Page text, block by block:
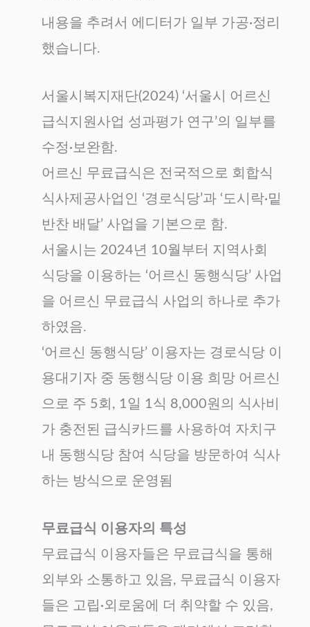
내용을 추려서 에디터가 일부 가공·정리
했습니다.
서울시복지재단(2024) ‘서울시 어르신
급식지원사업 성과평가 연구’의 일부를
수정·보완함.
어르신 무료급식은 전국적으로 회합식
식사제공사업인 ‘경로식당’과 ‘도시락·밑
반찬 배달’ 사업을 기본으로 함.
서울시는 2024년 10월부터 지역사회
식당을 이용하는 ‘어르신 동행식당’ 사업
을 어르신 무료급식 사업의 하나로 추가
하였음.
‘어르신 동행식당’ 이용자는 경로식당 이
용대기자 중 동행식당 이용 희망 어르신
으로 주 5회, 1일 1식 8,000원의 식사비
가 충전된 급식카드를 사용하여 자치구
내 동행식당 참여 식당을 방문하여 식사
하는 방식으로 운영됨
무료급식 이용자의 특성
무료급식 이용자들은 무료급식을 통해
외부와 소통하고 있음, 무료급식 이용자
들은 고립·외로움에 더 취약할 수 있음,